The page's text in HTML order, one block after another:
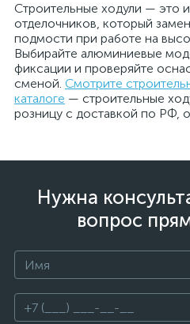
Строительные ходули — это
отделочников, который
подмости при работе на
Выбирайте алюминиевые
фиксации и проверяйте
сменой. Смотрите
каталоге — строительные
розницу с доставкой по РФ,
Нужна
вопрос